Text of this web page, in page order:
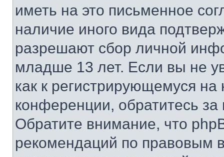
иметь на это письменное
наличие иного вида
разрешают сбор личной
младше 13 лет. Если вы не
как к регистрирующемуся
конференции, обратитесь
Обратите внимание, что
рекомендаций по правовым